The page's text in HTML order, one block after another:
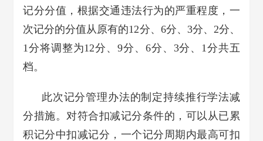
记分分值，根据交通违法行为的严重程度，一
次记分的分值从原有的12分、6分、3分、2分、
1分将调整为12分、9分、6分、3分、1分共五
档。
此次记分管理办法的制定持续推行学法减
分措施。对符合扣减记分条件的，可以从已累
积记分中扣减记分，一个记分周期内最高可扣